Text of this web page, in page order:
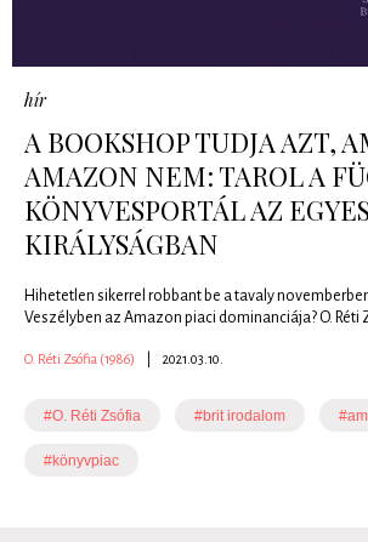
hír
A BOOKSHOP TUDJA AZT,
AMAZON NEM: TAROL A
KÖNYVESPORTÁL AZ
KIRÁLYSÁGBAN
Hihetetlen sikerrel robbant be a tavaly
Veszélyben az Amazon piaci dominanciája? O. Réti
O. Réti Zsófia (1986) 2021.03.10.
#O. Réti Zsófia #brit irodalom
#könyvpiac